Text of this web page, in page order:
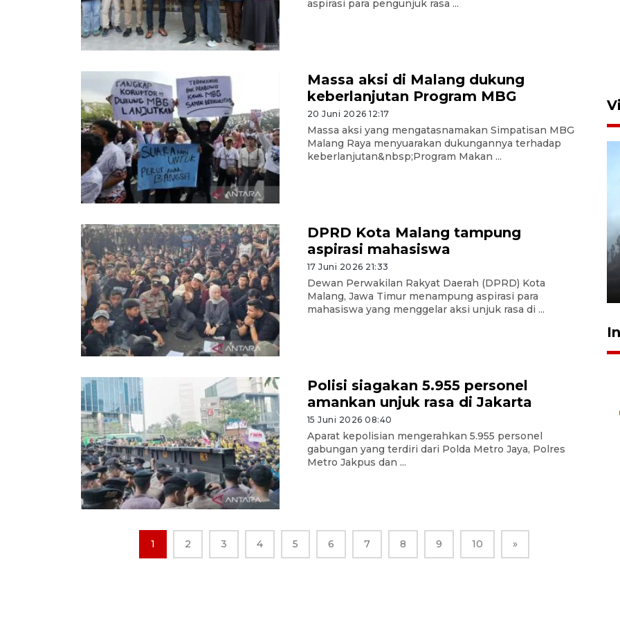
aspirasi para pengunjuk rasa ...
Massa aksi di Malang dukung
keberlanjutan Program MBG
20 Juni 2026 12:17
Massa aksi yang mengatasnamakan Simpatisan MBG
Malang Raya menyuarakan dukungannya terhadap
keberlanjutan&nbsp;Program Makan ...
DPRD Kota Malang tampung
aspirasi mahasiswa
17 Juni 2026 21:33
Dewan Perwakilan Rakyat Daerah (DPRD) Kota
Malang, Jawa Timur menampung aspirasi para
mahasiswa yang menggelar aksi unjuk rasa di ...
Polisi siagakan 5.955 personel
amankan unjuk rasa di Jakarta
15 Juni 2026 08:40
Aparat kepolisian mengerahkan 5.955 personel
gabungan yang terdiri dari Polda Metro Jaya, Polres
Metro Jakpus dan ...
1 2 3 4 5 6 7 8 9 10 »
BPBD Jatim kerahkan "Drone
Water Spray" bantu padamkan
kebakaran Bromo
6 Agustus 2026 18:23